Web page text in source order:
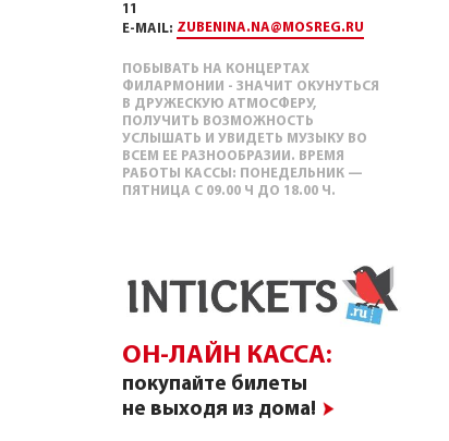
11
E-MAIL: ZUBENINA.NA@MOSREG.RU
ПОБЫВАТЬ НА КОНЦЕРТАХ
ФИЛАРМОНИИ - ЗНАЧИТ ОКУНУТЬСЯ
В ДРУЖЕСКУЮ АТМОСФЕРУ,
ПОЛУЧИТЬ ВОЗМОЖНОСТЬ
УСЛЫШАТЬ И УВИДЕТЬ МУЗЫКУ ВО
ВСЕМ ЕЕ РАЗНООБРАЗИИ. ВРЕМЯ
РАБОТЫ КАССЫ: ПОНЕДЕЛЬНИК —
ПЯТНИЦА С 09.00 Ч ДО 18.00 Ч.
ОН-ЛАЙН КАССА:
покупайте билеты
не выходя из дома!